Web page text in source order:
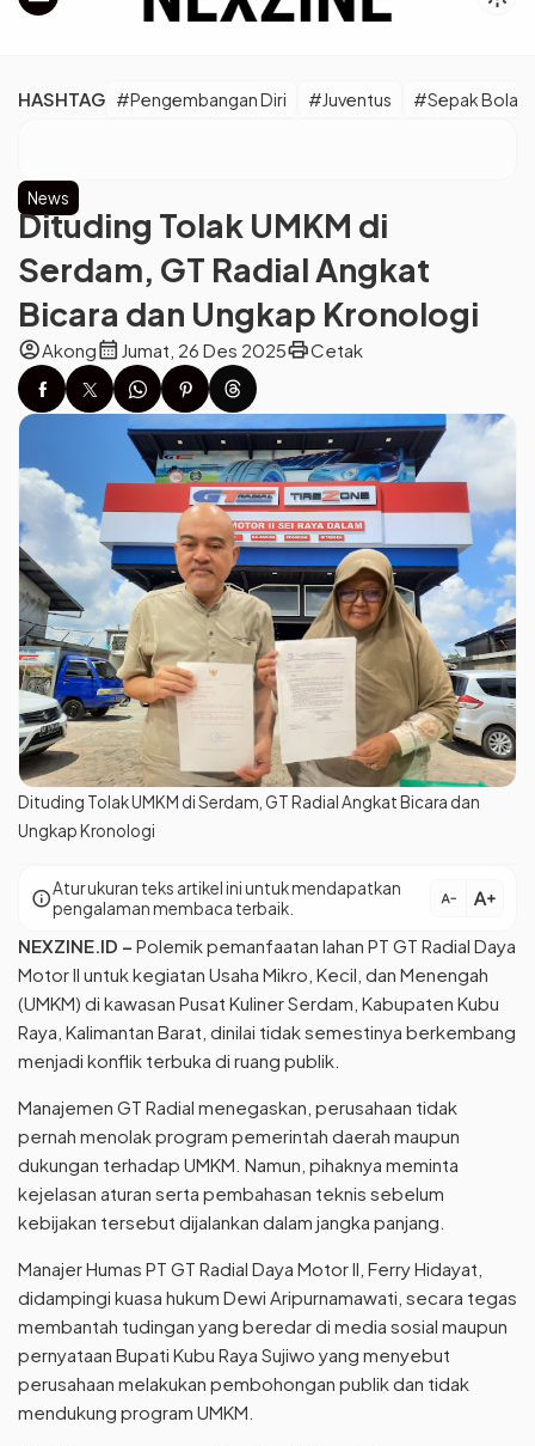
HASHTAG #Pengembangan Diri #Juventus #Sepak Bola
News
Dituding Tolak UMKM di
Serdam, GT Radial Angkat
Bicara dan Ungkap Kronologi
account_circleAkongcalendar_month Jumat, 26 Des 2025printCetak
Dituding Tolak UMKM di Serdam, GT Radial Angkat Bicara dan
Ungkap Kronologi
infoAtur ukuran teks artikel ini untuk mendapatkan
pengalaman membaca terbaik.
text_decrease text_increase
NEXZINE.ID – Polemik pemanfaatan lahan PT GT Radial Daya
Motor II untuk kegiatan Usaha Mikro, Kecil, dan Menengah
(UMKM) di kawasan Pusat Kuliner Serdam, Kabupaten Kubu
Raya, Kalimantan Barat, dinilai tidak semestinya berkembang
menjadi konflik terbuka di ruang publik.
Manajemen GT Radial menegaskan, perusahaan tidak
pernah menolak program pemerintah daerah maupun
dukungan terhadap UMKM. Namun, pihaknya meminta
kejelasan aturan serta pembahasan teknis sebelum
kebijakan tersebut dijalankan dalam jangka panjang.
Manajer Humas PT GT Radial Daya Motor II, Ferry Hidayat,
didampingi kuasa hukum Dewi Aripurnamawati, secara tegas
membantah tudingan yang beredar di media sosial maupun
pernyataan Bupati Kubu Raya Sujiwo yang menyebut
perusahaan melakukan pembohongan publik dan tidak
mendukung program UMKM.